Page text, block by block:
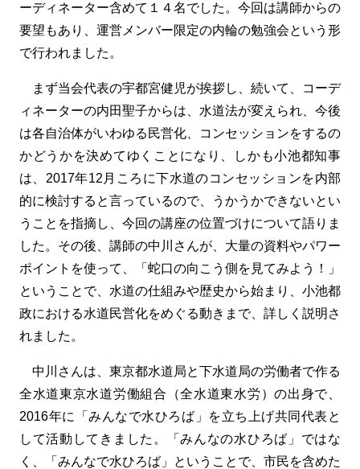
ーディネーター含めて１４名でした。今回は講師からの
要望もあり、運営メンバー限定の内輪の勉強会という形
で行われました。
まず当会代表の宇都宮健児が挨拶し、続いて、コーデ
ィネーターの内田聖子からは、水道法が変えられ、今後
は各自治体がいわゆる民営化、コンセッションをするの
かどうかを決めてゆくことになり、しかも小池都知事
は、2017年12月ころに下水道のコンセッションを内部
的に検討すると言っているので、うかうかできないとい
うことを指摘し、今回の講座の位置づけについて語りま
した。その後、講師の中川さんが、大量の資料やパワー
ポイントを使って、「蛇口の向こう側を見てみよう！」
ということで、水道の仕組みや歴史から始まり、小池都
政における水道民営化をめぐる動きまで、詳しく説明さ
れました。
中川さんは、東京都水道局と下水道局の労働者で作る
全水道東京水道労働組合（全水道東水労）の出身で、
2016年に「みんなで水ひろば」を立ち上げ共同代表と
して活動してきました。「みんなの水ひろば」ではな
く、「みんなで水ひろば」ということで、市民を含めた